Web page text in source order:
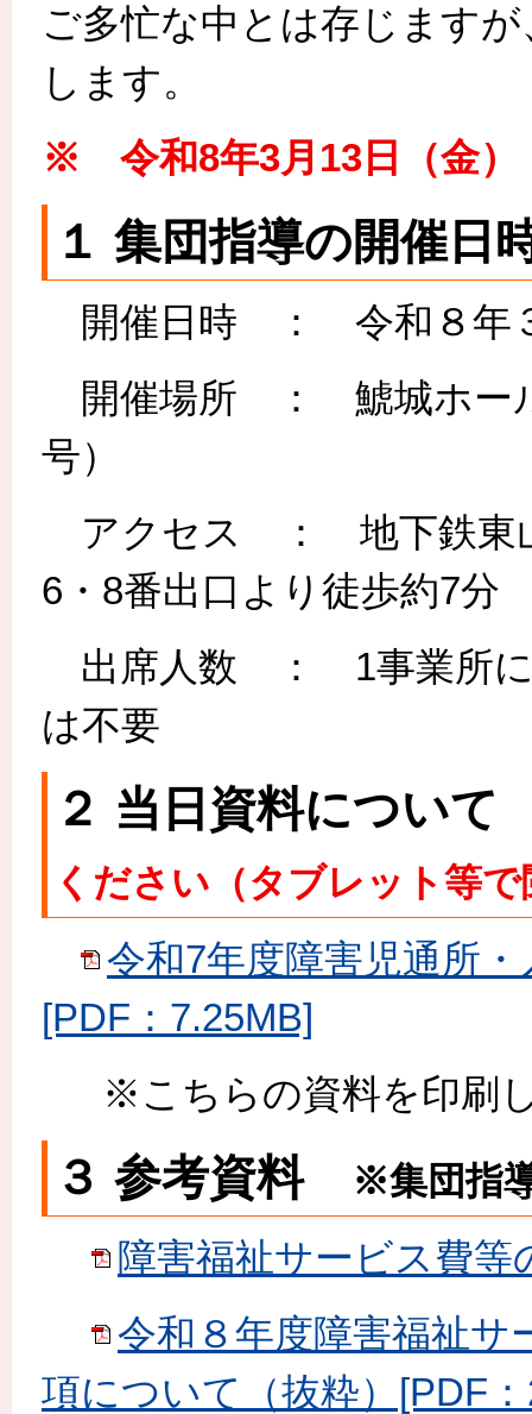
ご多忙な中とは存じます
します。
※ 令和8年3月13日（金
１ 集団指導の開催日
開催日時 ： 令和８年
開催場所 ： 鯱城ホール
号）
アクセス ： 地下鉄東山
6・8番出口より徒歩約7分
出席人数 ： 1事業所
は不要
２ 当日資料につい
ください（タブレット等
令和7年度障害児通所
[PDF：7.25MB]
※こちらの資料を印刷
３ 参考資料 ※集団指
障害福祉サービス費等
令和８年度障害福祉サ
項について（抜粋）[PDF